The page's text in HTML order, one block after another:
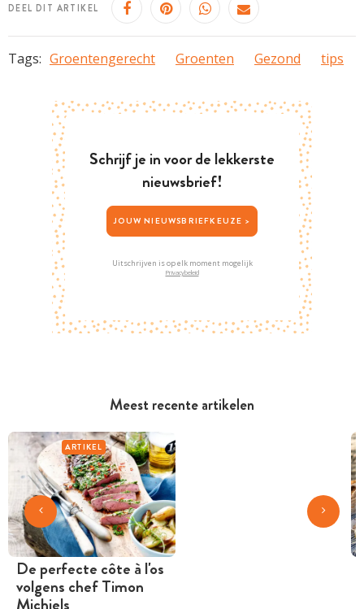
Meest recente artikelen
ARTIKEL
De perfecte côte à l'os
volgens chef Timon
DEEL DIT ARTIKEL
Tags: Groentengerecht Groenten Gezond tips
Schrijf je in voor de lekkerste
nieuwsbrief!
JOUW NIEUWSBRIEFKEUZE >
Uitschrijven is op elk moment mogelijk
Privacybeleid